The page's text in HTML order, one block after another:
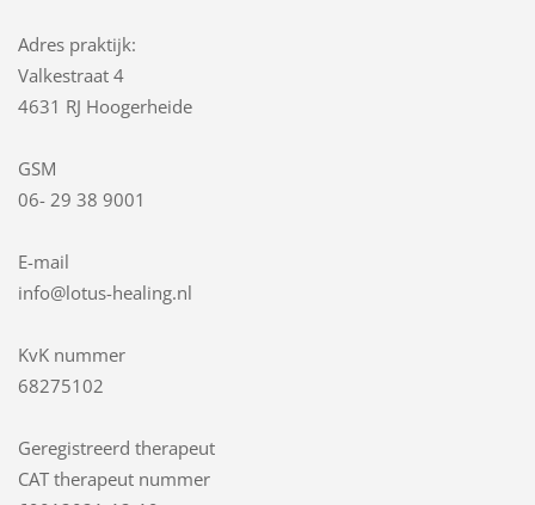
Adres praktijk:
Valkestraat 4
4631 RJ Hoogerheide
GSM
06- 29 38 9001
E-mail
info@lotus-healing.nl
KvK nummer
68275102
Geregistreerd therapeut
CAT therapeut nummer